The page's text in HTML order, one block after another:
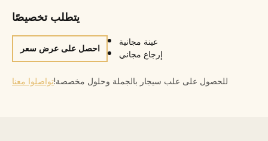
يتطلب تخصيصًا
احصل على عرض سعر
عينة مجانية
إرجاع مجاني
تواصلوا معناللحصول على علب سيجار بالجملة وحلول مخصصة!